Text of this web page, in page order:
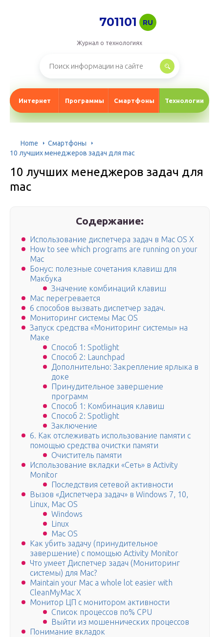
701101 RU
Журнал о технологиях
Интернет Программы Смартфоны Технологии
Home
Смартфоны
10 лучших менеджеров задач для mac
10 лучших менеджеров задач для
mac
Содержание:
Использование диспетчера задач в Mac OS X
How to see which programs are running on your
Mac
Бонус: полезные сочетания клавиш для
Макбука
Значение комбинаций клавиш
Mac перегревается
6 способов вызвать диспетчер задач.
Мониторинг системы Mac OS
Запуск средства «Мониторинг системы» на
Маке
Способ 1: Spotlight
Способ 2: Launchpad
Дополнительно: Закрепление ярлыка в
доке
Принудительное завершение
программ
Способ 1: Комбинация клавиш
Способ 2: Spotlight
Заключение
6. Как отслеживать использование памяти с
помощью средства очистки памяти
Очиститель памяти
Использование вкладки «Сеть» в Activity
Monitor
Последствия сетевой активности
Вызов «Диспетчера задач» в Windows 7, 10,
Linux, Mac OS
Windows
Linux
Mac OS
Как убить задачу (принудительное
завершение) с помощью Activity Monitor
Что умеет Диспетчер задач (Мониторинг
системы) для Mac?
Maintain your Mac a whole lot easier with
CleanMyMac X
Монитор ЦП с монитором активности
Список процессов по% CPU
Выйти из мошеннических процессов
Понимание вкладок